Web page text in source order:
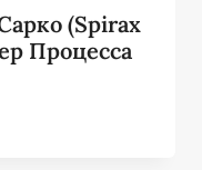
(Spirax
Процесса